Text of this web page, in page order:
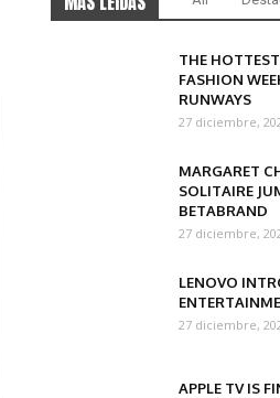
THE
FASHION
RUNWAYS
27 diciembre,
MARGARET
SOLITAIRE
BETABRAND
27 diciembre,
LENOVO
27 diciembre,
APPLE TV IS